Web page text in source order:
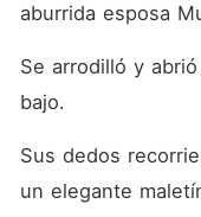
aburrida esposa
Se arrodilló y
bajo.
Sus dedos
un elegante